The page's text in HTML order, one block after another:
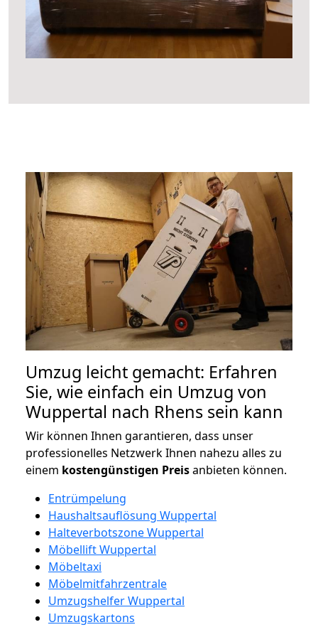
Umzug leicht gemacht: Erfahren
Sie, wie einfach ein Umzug von
Wuppertal nach Rhens sein kann
Wir können Ihnen garantieren, dass unser
professionelles Netzwerk Ihnen nahezu alles zu
einem kostengünstigen Preisanbieten können.
Entrümpelung
Haushaltsauflösung Wuppertal
Halteverbotszone Wuppertal
Möbellift Wuppertal
Möbeltaxi
Möbelmitfahrzentrale
Umzugshelfer Wuppertal
Umzugskartons